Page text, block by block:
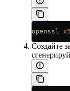
openssl
Создайте